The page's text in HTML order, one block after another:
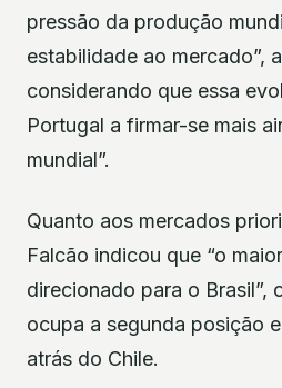
pressão da produção
estabilidade ao mercado”,
considerando que essa
Portugal a firmar-se mais
mundial”.
Quanto aos mercados
Falcão indicou que “o
direcionado para o Brasil”,
ocupa a segunda posição
atrás do Chile.